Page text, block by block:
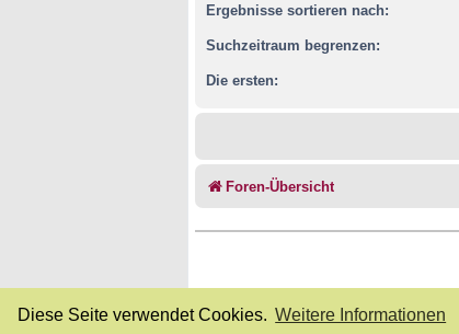
Diese Seite verwendet Cookies. Weitere Informationen
Ergebnisse sortieren nach:
Suchzeitraum begrenzen:
Die ersten:
Foren-Übersicht